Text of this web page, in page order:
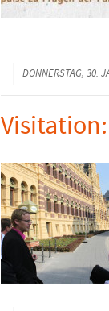
DONNERSTAG, 30.